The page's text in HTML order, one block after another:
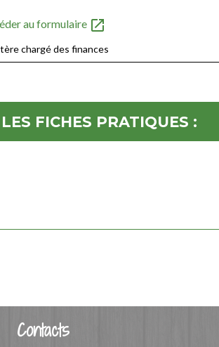
au formulaire open_in_new
chargé des finances
FICHES PRATIQUES :
Contacts